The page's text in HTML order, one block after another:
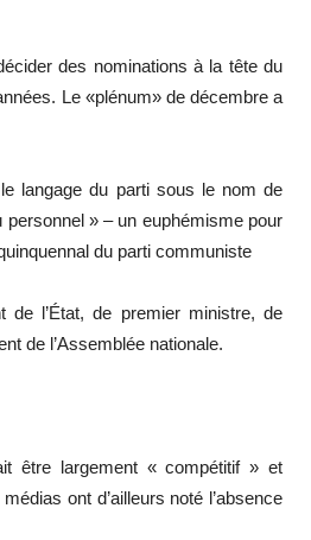
des nominations à la tête du
Le «plénum» de décembre a
langage du parti sous le nom de
» – un euphémisme pour
du parti communiste
l’État, de premier ministre, de
de l’Assemblée nationale.
être largement « compétitif » et
ont d’ailleurs noté l’absence